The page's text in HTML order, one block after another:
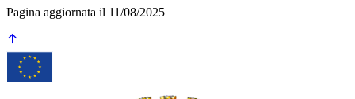
Pagina aggiornata il 11/08/2025